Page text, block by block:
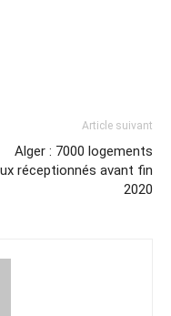
Article suivant
Alger : 7000 logements
réceptionnés avant fin
2020